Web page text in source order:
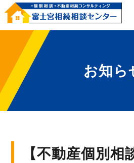
お知ら
【不動産個別相